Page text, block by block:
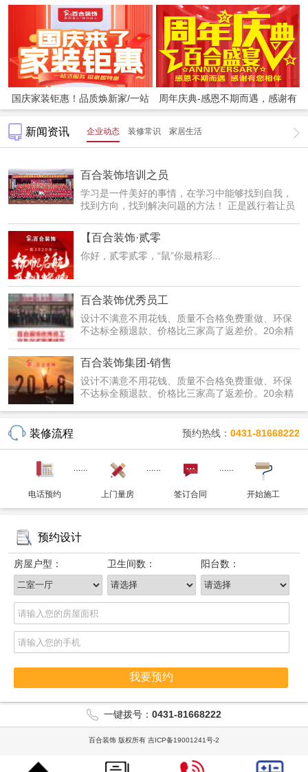
国庆家装钜惠！品质焕新家/一站 周年庆典-感恩不期而遇，感谢有
新闻资讯 企业动态 装修常识 家居生活
百合装饰培训之员
学习是一件美好的事情，在学习中能够找到自我，
找到方向，找到解决问题的方法！ 正是践行着让员
【百合装饰·贰零
你好，贰零贰零，“鼠”你最精彩...
百合装饰优秀员工
设计不满意不用花钱、质量不合格免费重做、环保
不达标全额退款、价格比三家高了返差价。20余精
百合装饰集团-销售
设计不满意不用花钱、质量不合格免费重做、环保
不达标全额退款、价格比三家高了返差价。20余精
装修流程 预约热线： 0431-81668222
电话预约 上门量房 签订合同 开始施工
预约设计
房屋户型： 卫生间数： 阳台数：
我要预约
一键拨号： 0431-81668222
百合装饰 版权所有 吉ICP备19001241号-2